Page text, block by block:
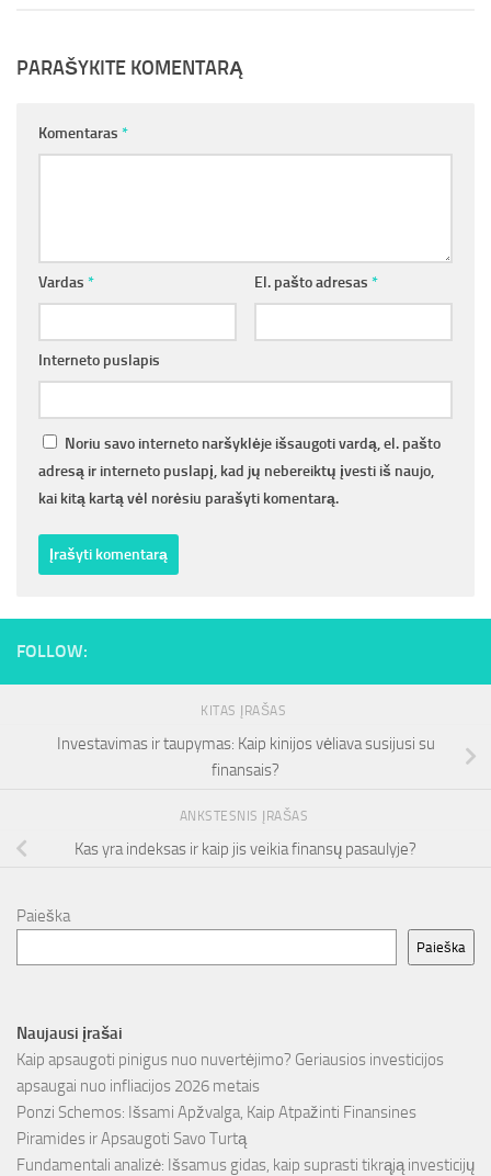
PARAŠYKITE KOMENTARĄ
Komentaras *
Vardas * El. pašto adresas *
Interneto puslapis
Noriu savo interneto naršyklėje išsaugoti vardą, el. pašto
adresą ir interneto puslapį, kad jų nebereiktų įvesti iš naujo,
kai kitą kartą vėl norėsiu parašyti komentarą.
FOLLOW:
KITAS ĮRAŠAS
Investavimas ir taupymas: Kaip kinijos vėliava susijusi su
finansais?
ANKSTESNIS ĮRAŠAS
Kas yra indeksas ir kaip jis veikia finansų pasaulyje?
Paieška
Paieška
Naujausi įrašai
Kaip apsaugoti pinigus nuo nuvertėjimo? Geriausios investicijos
apsaugai nuo infliacijos 2026 metais
Ponzi Schemos: Išsami Apžvalga, Kaip Atpažinti Finansines
Piramides ir Apsaugoti Savo Turtą
Fundamentali analizė: Išsamus gidas, kaip suprasti tikrąją investicijų